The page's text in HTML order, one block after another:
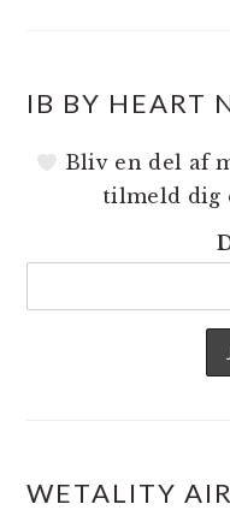
IB BY HEART
Bliv en del af
tilmeld dig
WETALITY